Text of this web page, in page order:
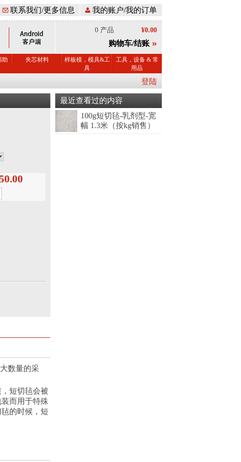
我的账户/我的订单
联系我们/更多信息
0 产品 ¥0.00
购物车/结账 »
助
夹芯材料
样板模，模具&工
具
工具，设备 & 常
用品
登陆
数量的采
短切毡会被
而用于特殊
的时候，短
最近查看过的内容
100g短切毡-乳剂型-宽
幅 1.3米（按kg销售）